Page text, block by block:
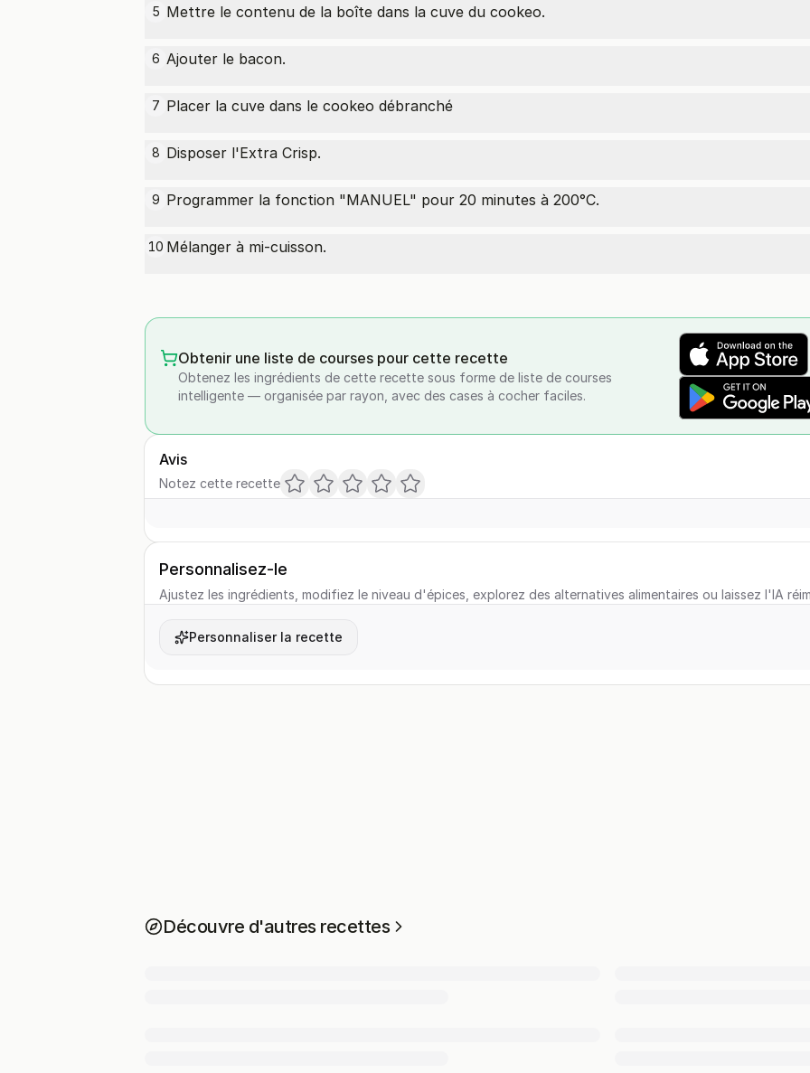
5 Mettre le contenu de la boîte dans la cuve du cookeo.
6 Ajouter le bacon.
7 Placer la cuve dans le cookeo débranché
8 Disposer l'Extra Crisp.
9 Programmer la fonction "MANUEL" pour 20 minutes à 200°C.
10 Mélanger à mi-cuisson.
Obtenir une liste de courses pour cette recette
Obtenez les ingrédients de cette recette sous forme de liste de courses
intelligente — organisée par rayon, avec des cases à cocher faciles.
Avis
Notez cette recette
Personnalisez-le
Ajustez les ingrédients, modifiez le niveau d'épices, explorez des alternatives alimentaires ou laissez l'IA
Personnaliser la recette
Découvre d'autres recettes